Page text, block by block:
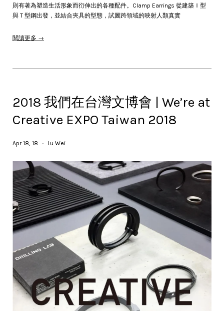
則有著為塑造生活形象而衍伸出的各種配件。Clamp Earrings 從建築Ｉ型
與Ｔ型鋼出發，並結合夾具的型態，試圖跨領域的映射人類真實
閱讀更多 →
2018 我們在台灣文博會 | We’re at
Creative EXPO Taiwan 2018
Apr 18, 18 • Lu Wei